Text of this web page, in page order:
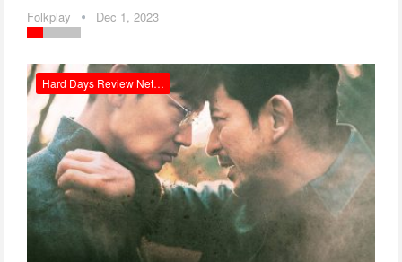
Folkplay Dec 1, 2023
Hard Days Review Netflix